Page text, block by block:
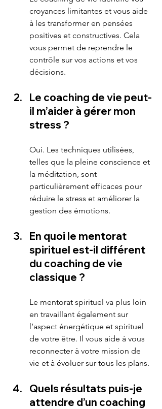
croyances limitantes et vous aide
à les transformer en pensées
positives et constructives. Cela
vous permet de reprendre le
contrôle sur vos actions et vos
décisions.
Le coaching de vie peut-
il m’aider à gérer mon
stress ?
Oui. Les techniques utilisées,
telles que la pleine conscience et
la méditation, sont
particulièrement efficaces pour
réduire le stress et améliorer la
gestion des émotions.
En quoi le mentorat
spirituel est-il différent
du coaching de vie
classique ?
Le mentorat spirituel va plus loin
en travaillant également sur
l’aspect énergétique et spirituel
de votre être. Il vous aide à vous
reconnecter à votre mission de
vie et à évoluer sur tous les plans.
Quels résultats puis-je
attendre d’un coaching